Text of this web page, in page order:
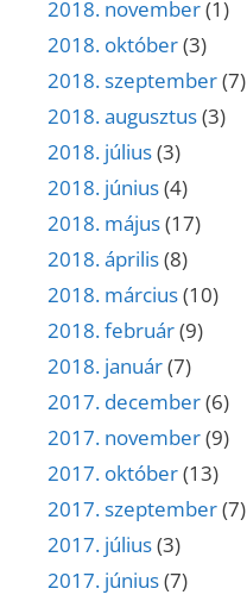
2018. november(1)
2018. október(3)
2018. szeptember(7)
2018. augusztus(3)
2018. július(3)
2018. június(4)
2018. május(17)
2018. április(8)
2018. március(10)
2018. február(9)
2018. január(7)
2017. december(6)
2017. november(9)
2017. október(13)
2017. szeptember(7)
2017. július(3)
2017. június(7)